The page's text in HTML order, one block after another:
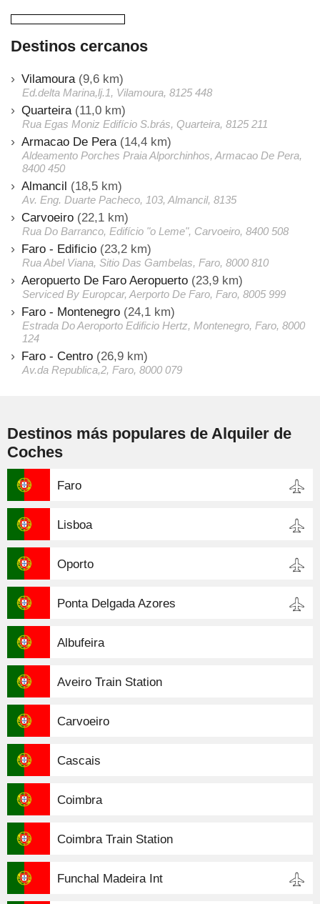
Destinos cercanos
Vilamoura (9,6 km)
Ed.delta Marina,lj.1, Vilamoura, 8125 448
Quarteira (11,0 km)
Rua Egas Moniz Edifício S.brás, Quarteira, 8125 211
Armacao De Pera (14,4 km)
Aldeamento Porches Praia Alporchinhos, Armacao De Pera,
8400 450
Almancil (18,5 km)
Av. Eng. Duarte Pacheco, 103, Almancil, 8135
Carvoeiro (22,1 km)
Rua Do Barranco, Edifício "o Leme", Carvoeiro, 8400 508
Faro - Edificio (23,2 km)
Rua Abel Viana, Sitio Das Gambelas, Faro, 8000 810
Aeropuerto De Faro Aeropuerto (23,9 km)
Serviced By Europcar, Aerporto De Faro, Faro, 8005 999
Faro - Montenegro (24,1 km)
Estrada Do Aeroporto Edificio Hertz, Montenegro, Faro, 8000
124
Faro - Centro (26,9 km)
Av.da Republica,2, Faro, 8000 079
Destinos más populares de Alquiler de
Coches
Faro
Lisboa
Oporto
Ponta Delgada Azores
Albufeira
Aveiro Train Station
Carvoeiro
Cascais
Coimbra
Coimbra Train Station
Funchal Madeira Int